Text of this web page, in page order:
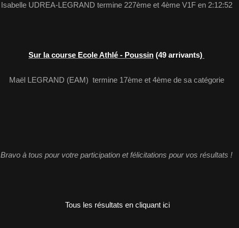
Isabelle UDREA-LEGRAND termine 227ème et 4ème V1F en 2:12:52
Sur la course Ecole Athlé - Poussin (49 arrivants)
Maël LEGRAND (EAM) termine 17ème et 4ème de sa catégorie
Bravo à tous pour votre participation et félicitations pour vos résultats !
Tous les résultats en cliquant ici